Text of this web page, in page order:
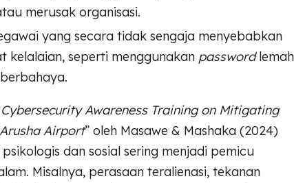
merusak organisasi.
yang secara tidak sengaja menyebabkan
kelalaian, seperti menggunakan passwordlemah
Awareness Training on Mitigating
Airport” oleh Masawe & Mashaka (2024)
dan sosial sering menjadi pemicu
Misalnya, perasaan teralienasi, tekanan